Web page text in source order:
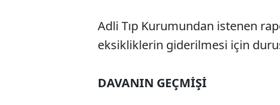
Adli Tıp Kurumundan istenen
eksikliklerin giderilmesi için
DAVANIN GEÇMİŞİ